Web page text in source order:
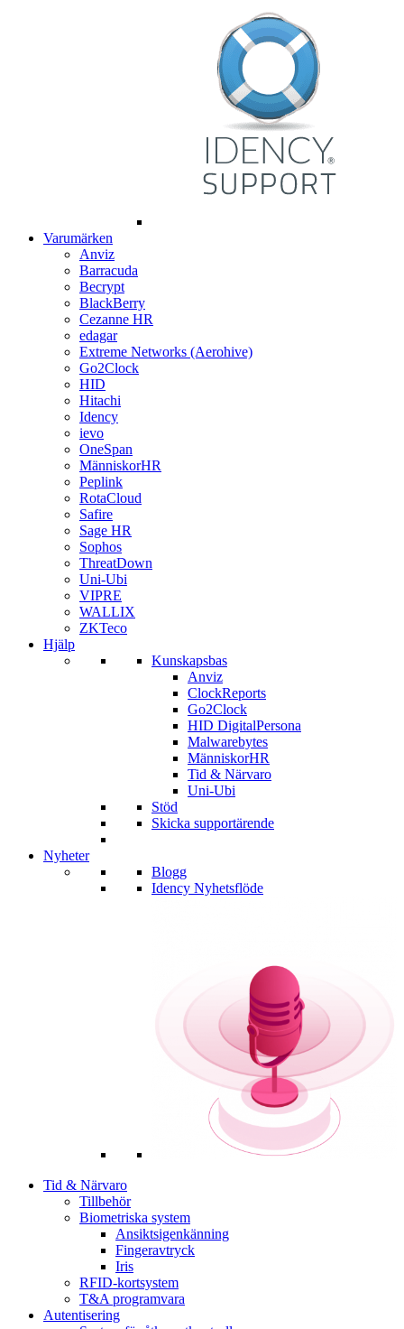
Varumärken
Anviz
Barracuda
Becrypt
BlackBerry
Cezanne HR
edagar
Extreme Networks (Aerohive)
Go2Clock
HID
Hitachi
Idency
ievo
OneSpan
MänniskorHR
Peplink
RotaCloud
Safire
Sage HR
Sophos
ThreatDown
Uni-Ubi
VIPRE
WALLIX
ZKTeco
Hjälp
Kunskapsbas
Anviz
ClockReports
Go2Clock
HID DigitalPersona
Malwarebytes
MänniskorHR
Tid & Närvaro
Uni-Ubi
Stöd
Skicka supportärende
Nyheter
Blogg
Idency Nyhetsflöde
Tid & Närvaro
Tillbehör
Biometriska system
Ansiktsigenkänning
Fingeravtryck
Iris
RFID-kortsystem
T&A programvara
Autentisering